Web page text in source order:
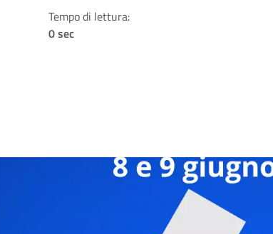
Tempo di lettura:
0 sec